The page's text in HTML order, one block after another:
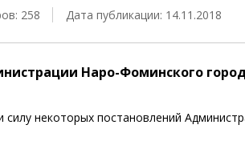
258 Дата публикации: 14.11.2018
Наро-Фоминского
некоторых постановлений